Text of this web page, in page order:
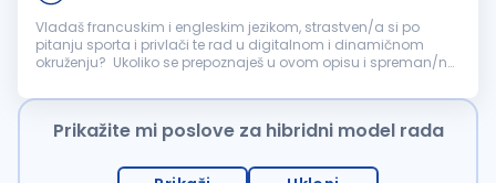
Vladaš francuskim i engleskim jezikom, strastven/a si po
pitanju sporta i privlači te rad u digitalnom i dinamičnom
okruženju? Ukoliko se prepoznaješ u ovom opisu i spreman/na
nas! Potreb...
Prikažite mi poslove za hibridni model rada